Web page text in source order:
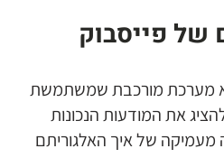
של פייסבוק
מערכת מורכבת שמשתמשת
את המודעות הנכונות
של איך האלגוריתם